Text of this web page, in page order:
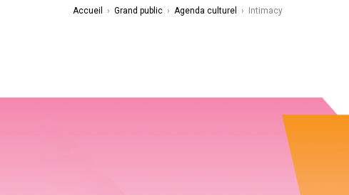
Accueil › Grand public › Agenda culturel › Intimacy